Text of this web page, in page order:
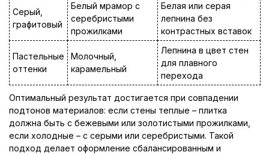
Серый,
графитовый
Белый мрамор с
серебристыми
прожилками
Белая или серая
лепнина без
контрастных вставок
Пастельные
оттенки
Молочный,
карамельный
Лепнина в цвет стен
для плавного
перехода
Оптимальный результат достигается при совпадении
подтонов материалов: если стены теплые – плитка
должна быть с бежевыми или золотистыми прожилками,
если холодные – с серыми или серебристыми. Такой
подход делает оформление сбалансированным и